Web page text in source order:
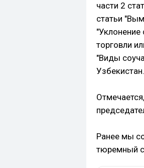
части 2
статьи
"Уклонение
торговли
"Виды
Узбекистан.
Ранее мы
тюремный